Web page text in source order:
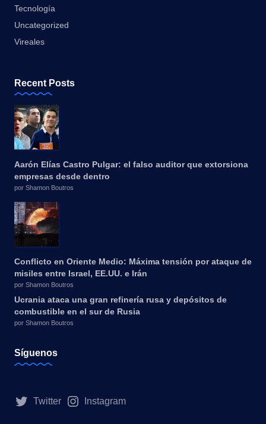
Tecnología
Uncategorized
Vireales
Recent Posts
Aarón Elías Castro Pulgar: el falso auditor que extorsiona
empresas desde dentro
por Shamon Boutros
Conflicto en Oriente Medio: Máxima tensión por ataque de
misiles entre Israel, EE.UU. e Irán
por Shamon Boutros
Ucrania ataca una gran refinería rusa y depósitos de
combustible en el sur de Rusia
por Shamon Boutros
Síguenos
Twitter Instagram